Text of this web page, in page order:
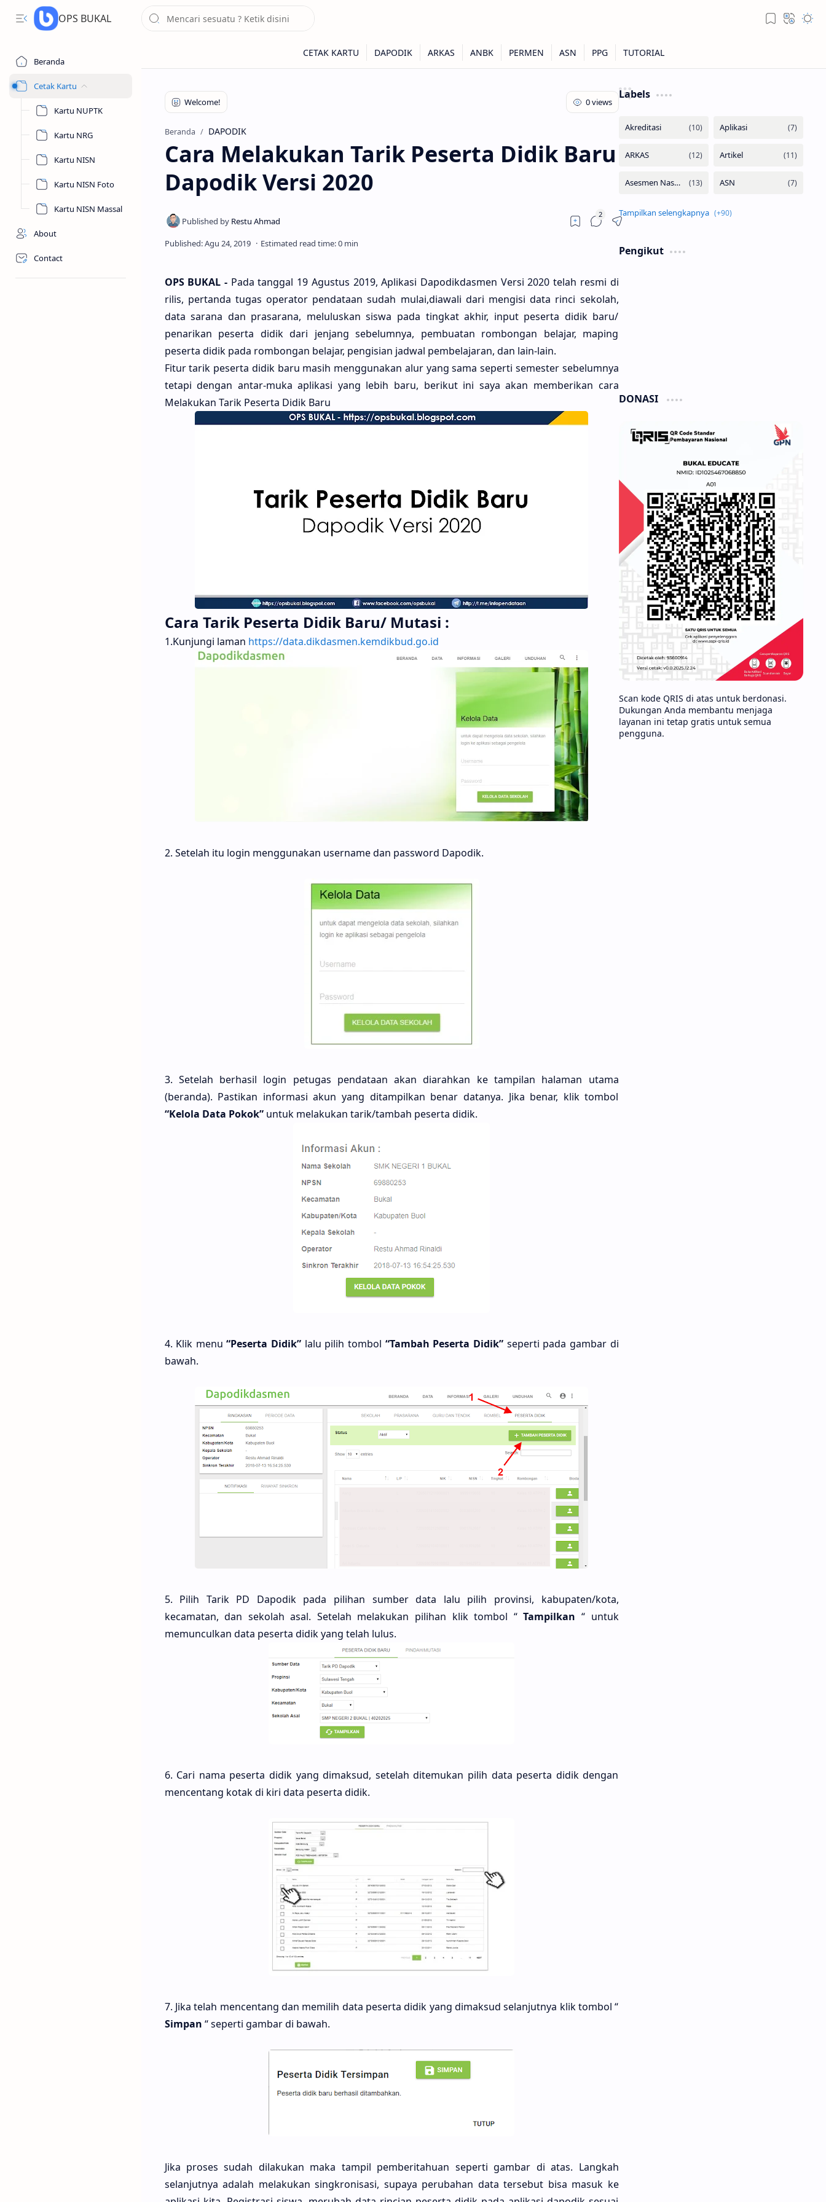
OPS BUKAL
Beranda
Cetak Kartu
Kartu NUPTK
Kartu NRG
Kartu NISN
Kartu NISN Foto
Kartu NISN Massal
About
Contact
Beranda DAPODIK
Cara Melakukan Tarik Peserta Didik Baru
Dapodik Versi 2020
OPS BUKAL - Pada tanggal 19 Agustus 2019, Aplikasi Dapodikdasmen Versi 2020 telah resmi di
rilis, pertanda tugas operator pendataan sudah mulai,diawali dari mengisi data rinci sekolah,
data sarana dan prasarana, meluluskan siswa pada tingkat akhir, input peserta didik baru/
penarikan peserta didik dari jenjang sebelumnya, pembuatan rombongan belajar, maping
peserta didik pada rombongan belajar, pengisian jadwal pembelajaran, dan lain-lain.
Fitur tarik peserta didik baru masih menggunakan alur yang sama seperti semester sebelumnya
tetapi dengan antar-muka aplikasi yang lebih baru, berikut ini saya akan memberikan cara
Melakukan Tarik Peserta Didik Baru
Cara Tarik Peserta Didik Baru/ Mutasi :
1.Kunjungi laman https://data.dikdasmen.kemdikbud.go.id
2. Setelah itu login menggunakan username dan password Dapodik.
3. Setelah berhasil login petugas pendataan akan diarahkan ke tampilan halaman utama
(beranda). Pastikan informasi akun yang ditampilkan benar datanya. Jika benar, klik tombol
“Kelola Data Pokok”untuk melakukan tarik/tambah peserta didik.
4. Klik menu“Peserta Didik” lalu pilih tombol “Tambah Peserta Didik”seperti pada gambar di
bawah.
5. Pilih Tarik PD Dapodik pada pilihan sumber data lalu pilih provinsi, kabupaten/kota,
kecamatan, dan sekolah asal. Setelah melakukan pilihan klik tombol “Tampilkan “ untuk
memunculkan data peserta didik yang telah lulus.
6. Cari nama peserta didik yang dimaksud, setelah ditemukan pilih data peserta didik dengan
mencentang kotak di kiri data peserta didik.
7. Jika telah mencentang dan memilih data peserta didik yang dimaksud selanjutnya klik tombol “
Simpan “ seperti gambar di bawah.
Jika proses sudah dilakukan maka tampil pemberitahuan seperti gambar di atas. Langkah
selanjutnya adalah melakukan singkronisasi, supaya perubahan data tersebut bisa masuk ke
Labels
Pengikut
DONASI
Scan kode QRIS di atas untuk berdonasi.
Dukungan Anda membantu menjaga
layanan ini tetap gratis untuk semua
pengguna.